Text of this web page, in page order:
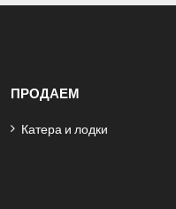
ПРОДАЕМ
Катера и лодки